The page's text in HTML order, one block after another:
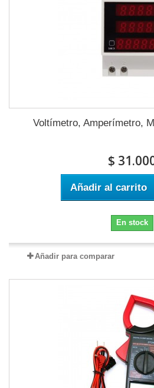
Voltímetro, Amperímetro,
$
Añadir al carrito
En stock
Añadir para comparar